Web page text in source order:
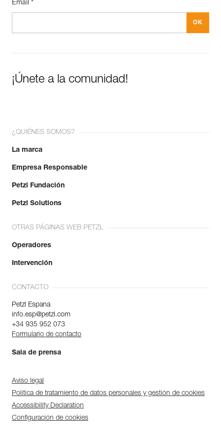
Email *
¡Únete a la comunidad!
¿QUIÉNES SOMOS?
La marca
Empresa Responsable
Petzl Fundación
Petzl Solutions
OTRAS PÁGINAS WEB PETZL
Operadores
Intervención
CONTACTO
Petzl Espana
info.esp@petzl.com
+34 935 952 073
Formulario de contacto
Sala de prensa
Aviso legal
Política de tratamiento de datos personales y gestión de cookies
Accessibility Declaration
Configuración de cookies